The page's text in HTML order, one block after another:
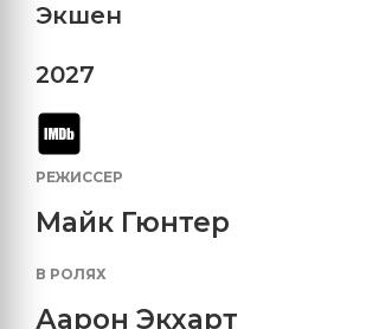
Экшен
2027
РЕЖИССЕР
Майк Гюнтер
В РОЛЯХ
Аарон Экхарт